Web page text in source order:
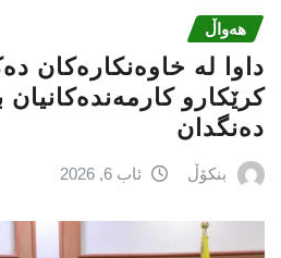
هەواڵ
داوا لە خاوەنکارەکان
کرێکارو
دەنگدان
بنکۆڵ ئاب 6, 2026